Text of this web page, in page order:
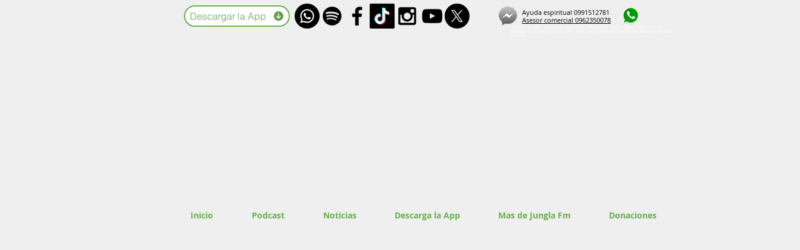
Descargar la App
Ayuda espiritual 0991512781
Asesor comercial 0962350078
Inicio Podcast Noticias Descarga la App Mas de Jungla Fm Donaciones